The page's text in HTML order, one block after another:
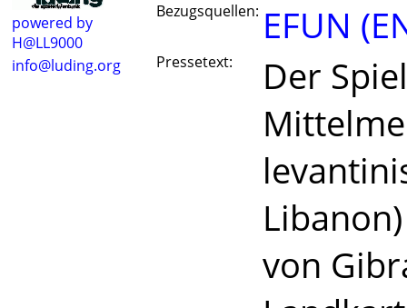
powered by
H@LL9000
info@luding.org
Bezugsquellen: EFUN
Pressetext:
Der
von